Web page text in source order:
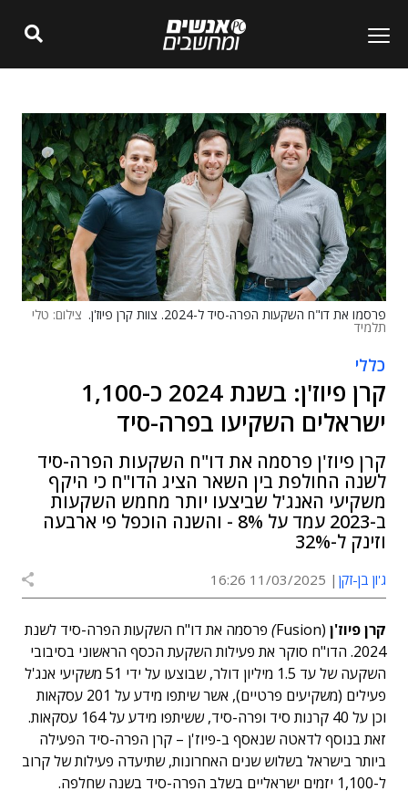
פרסמו את דו"ח השקעות הפרה-סיד ל-2024. צוות קרן פיוז'ן. צילום: טלי
תלמיד
כללי
קרן פיוז'ן: בשנת 2024 כ-1,100
ישראלים השקיעו בפרה-סיד
קרן פיוז'ן פרסמה את דו"ח השקעות הפרה-סיד
לשנה החולפת בין השאר הציג הדו"ח כי היקף
משקיעי האנג'ל שביצעו יותר מחמש השקעות
ב-2023 עמד על 8% - והשנה הוכפל פי ארבעה
וזינק ל-32%
ג'ון בן-זקן 11/03/2025 16:26
קרן פיוז'ן (
Fusion
) פרסמה את דו"ח השקעות הפרה-סיד לשנת
2024. הדו"ח סוקר את פעילות השקעת הכסף הראשוני בסיבובי
השקעה של עד 1.5 מיליון דולר, שבוצעו על ידי 51 משקיעי אנג'ל
פעילים (משקיעים פרטיים), אשר שיתפו מידע על 201 עסקאות
וכן על 40 קרנות סיד ופרה-סיד, ששיתפו מידע על 164 עסקאות.
זאת בנוסף לדאטה שנאסף ב-פיוז'ן – קרן הפרה-סיד הפעילה
ביותר בישראל בשלוש שנים האחרונות, שתיעדה פעילות של קרוב
ל-1,100 יזמים ישראליים בשלב הפרה-סיד בשנה שחלפה.